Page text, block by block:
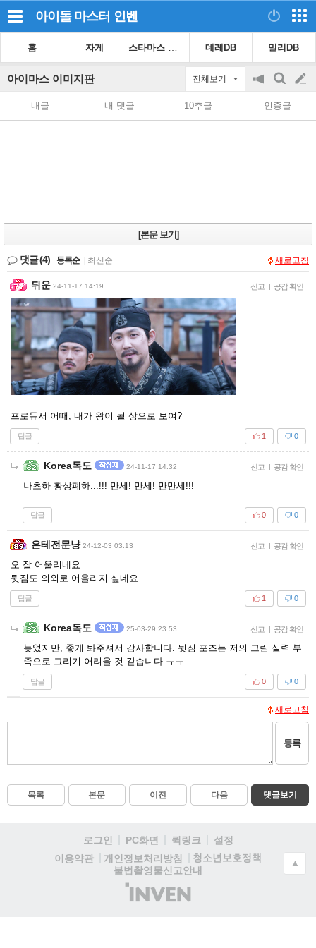
아이돌 마스터 인벤
홈 자게 데레DB 밀리DB
아이마스 이미지판 전체보기
공
on/off
검
색
글
쓰
내글 내 댓글 10추글 인증글
[본문 보기]
댓글(4) 등록순 최신순 새로고침
뒤운 24-11-17 14:19 신고 | 공감 확인
프로듀서 어때, 내가 왕이 될 상으로 보여?
답글 0
1
Korea독도 24-11-17 14:32 신고 | 공감 확인
나츠하 황상폐하...!!! 만세! 만세! 만만세!!!
답글 0
0
은테전문냥 24-12-03 03:13 신고 | 공감 확인
오 잘 어울리네요
뒷짐도 의외로 어울리지 싶네요
답글 0
1
Korea독도 25-03-29 23:53 신고 | 공감 확인
늦었지만, 좋게 봐주셔서 감사합니다. 뒷짐 포즈는 저의 그림 실력 부
족으로 그리기 어려울 것 같습니다 ㅠㅠ
답글 0
0
새로고침
등록
목록 본문 이전 다음 댓글보기
로그인 PC화면 퀵링크
설정
이용약관
개인정보처리방침
청소년보호정책
불법촬영물신고안내
(주)
인
▲